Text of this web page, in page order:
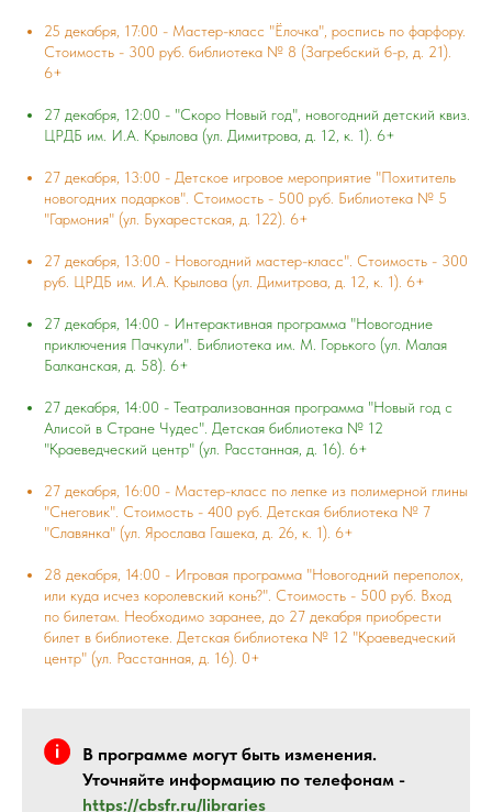
25 декабря, 17:00 - Мастер-класс "Ёлочка", роспись по фарфору.
Стоимость - 300 руб. библиотека № 8 (Загребский б-р, д. 21).
6+
27 декабря, 12:00 - "Скоро Новый год", новогодний детский квиз.
ЦРДБ им. И.А. Крылова (ул. Димитрова, д. 12, к. 1). 6+
27 декабря, 13:00 - Детское игровое мероприятие "Похититель
новогодних подарков". Стоимость - 500 руб. Библиотека № 5
"Гармония" (ул. Бухарестская, д. 122). 6+
27 декабря, 13:00 - Новогодний мастер-класс". Стоимость - 300
руб. ЦРДБ им. И.А. Крылова (ул. Димитрова, д. 12, к. 1). 6+
27 декабря, 14:00 - Интерактивная программа "Новогодние
приключения Пачкули". Библиотека им. М. Горького (ул. Малая
Балканская, д. 58). 6+
27 декабря, 14:00 - Театрализованная программа "Новый год с
Алисой в Стране Чудес". Детская библиотека № 12
"Краеведческий центр" (ул. Расстанная, д. 16). 6+
27 декабря, 16:00 - Мастер-класс по лепке из полимерной глины
"Снеговик". Стоимость - 400 руб. Детская библиотека № 7
"Славянка" (ул. Ярослава Гашека, д. 26, к. 1). 6+
28 декабря, 14:00 - Игровая программа "Новогодний переполох,
или куда исчез королевский конь?". Стоимость - 500 руб. Вход
по билетам. Необходимо заранее, до 27 декабря приобрести
билет в библиотеке. Детская библиотека № 12 "Краеведческий
центр" (ул. Расстанная, д. 16). 0+
В программе могут быть изменения.
Уточняйте информацию по телефонам -
https://cbsfr.ru/libraries